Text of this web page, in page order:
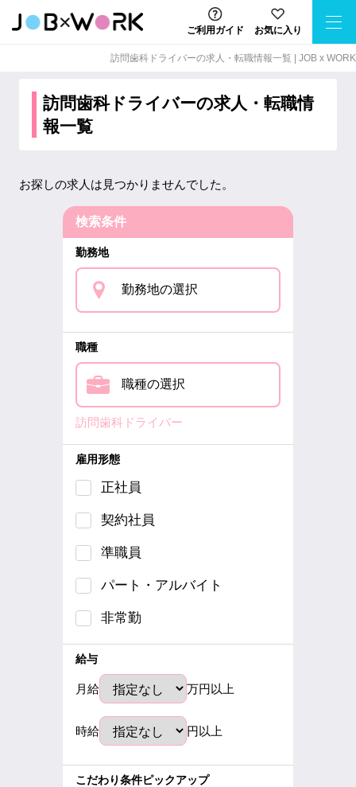
ご利用ガイド お気に入り
訪問歯科ドライバーの求⼈・転職情報⼀覧 | JOB x WORK
訪問歯科ドライバーの求人・転職情
報一覧
お探しの求人は見つかりませんでした。
検索条件
勤務地
勤務地の選択
職種
職種の選択
訪問歯科ドライバー
雇用形態
正社員
契約社員
準職員
パート・アルバイト
非常勤
給与
月給 万円以上
時給 円以上
こだわり条件ピックアップ